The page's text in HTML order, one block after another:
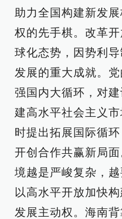
助力全国构建新发
权的先手棋。改革
球化态势，因势利
发展的重大成就。
强国内大循环，对
建高水平社会主义
时提出拓展国际循
开创合作共赢新局
境越是严峻复杂，
以高水平开放加快
发展主动权。海南